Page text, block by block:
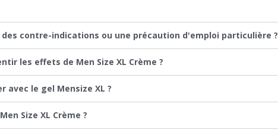
des contre-indications ou une précaution d'emploi particulière ?
les effets de Men Size XL Crème ?
le gel Mensize XL ?
Size XL Crème ?